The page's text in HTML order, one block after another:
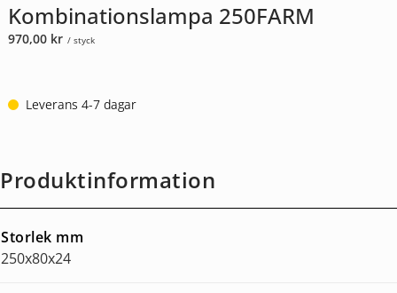
Kombinationslampa 250FARM
970,00 kr / styck
Leverans 4-7 dagar
Produktinformation
Storlek mm
250x80x24